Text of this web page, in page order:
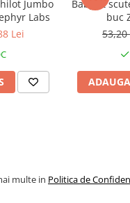
de ingrediente, astfel încat
frecvent si cu
prosopul. Evitati conturul
Jumbo
Labs
Lei
BabyFit
buc
multe in Politica de